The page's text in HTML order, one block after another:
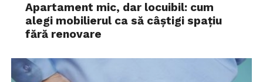
Apartament mic, dar locuibil: cum
alegi mobilierul ca să câștigi spațiu
fără renovare